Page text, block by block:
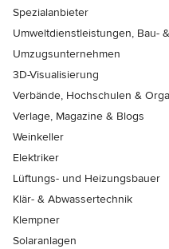
Spezialanbieter
Umweltdienstleistungen, Bau-
Umzugsunternehmen
3D-Visualisierung
Verbände, Hochschulen &
Verlage, Magazine & Blogs
Weinkeller
Elektriker
Lüftungs- und Heizungsbauer
Klär- & Abwassertechnik
Klempner
Solaranlagen